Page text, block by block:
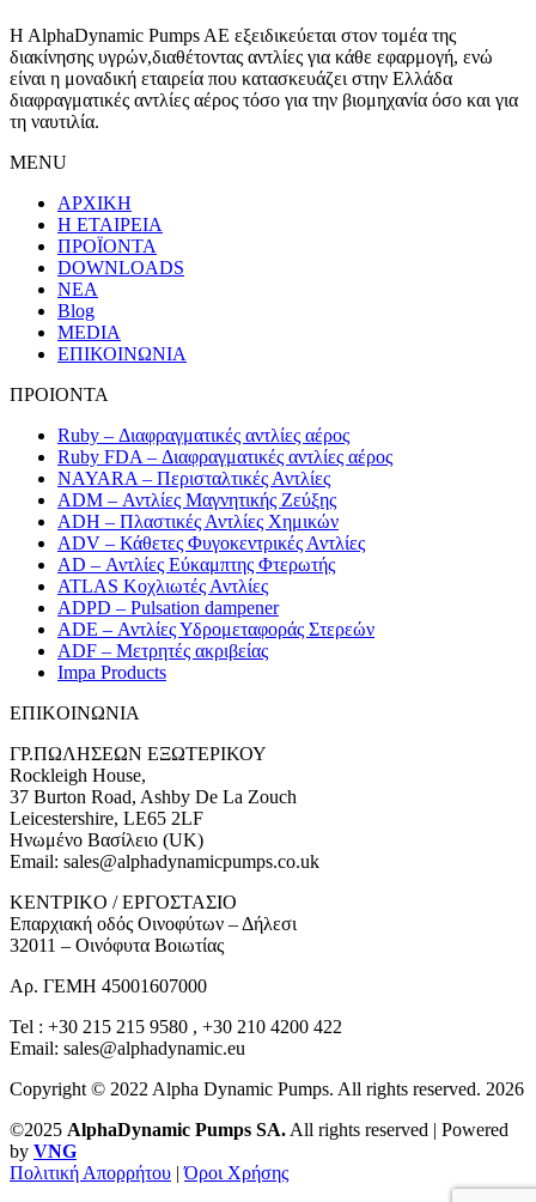
H AlphaDynamic Pumps AE εξειδικεύεται στον τομέα της
διακίνησης υγρών,διαθέτοντας αντλίες για κάθε εφαρμογή, ενώ
είναι η μοναδική εταιρεία που κατασκευάζει στην Ελλάδα
διαφραγματικές αντλίες αέρος τόσο για την βιομηχανία όσο και για
τη ναυτιλία.
MENU
ΑΡΧΙΚΗ
Η ΕΤΑΙΡΕΙΑ
ΠΡΟΪΟΝΤΑ
DOWNLOADS
ΝΕΑ
Blog
MEDIA
ΕΠΙΚΟΙΝΩΝΙΑ
ΠΡΟΙΟΝΤΑ
Ruby – Διαφραγματικές αντλίες αέρος
Ruby FDA – Διαφραγματικές αντλίες αέρος
NAYARA – Περισταλτικές Αντλίες
ADM – Αντλίες Μαγνητικής Ζεύξης
ADH – Πλαστικές Αντλίες Χημικών
ADV – Κάθετες Φυγοκεντρικές Αντλίες
AD – Αντλίες Εύκαμπτης Φτερωτής
ATLAS Κοχλιωτές Αντλίες
ADPD – Pulsation dampener
ADE – Αντλίες Υδρομεταφοράς Στερεών
ADF – Μετρητές ακριβείας
Impa Products
ΕΠΙΚOIΝΩΝΙΑ
ΓΡ.ΠΩΛΗΣΕΩΝ ΕΞΩΤΕΡΙΚΟΥ
Rockleigh House,
37 Burton Road, Ashby De La Zouch
Leicestershire, LE65 2LF
Ηνωμένο Βασίλειο (UK)
Email: sales@alphadynamicpumps.co.uk
KENTΡIKO / ΕΡΓΟΣΤΑΣΙΟ
Επαρχιακή οδός Οινοφύτων – Δήλεσι
32011 – Οινόφυτα Βοιωτίας
Αρ. ΓΕΜΗ 45001607000
Tel : +30 215 215 9580 , +30 210 4200 422
Email: sales@alphadynamic.eu
Copyright © 2022 Alpha Dynamic Pumps. All rights reserved. 2026
©2025 AlphaDynamic Pumps SA. All rights reserved | Powered
by VNG
Πολιτική Απορρήτου |Όροι Χρήσης